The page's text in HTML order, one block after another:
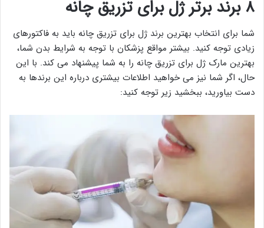
۸ برند برتر ژل برای تزریق چانه
شما برای انتخاب بهترین برند ژل برای تزریق چانه باید به فاکتورهای
زیادی توجه کنید. بیشتر مواقع پزشکان با توجه به شرایط بدن شما،
بهترین مارک ژل برای تزریق چانه را به شما پیشنهاد می کند. با این
حال، اگر شما نیز می خواهید اطلاعات بیشتری درباره این برندها به
دست بیاورید، ببخشید زیر توجه کنید: